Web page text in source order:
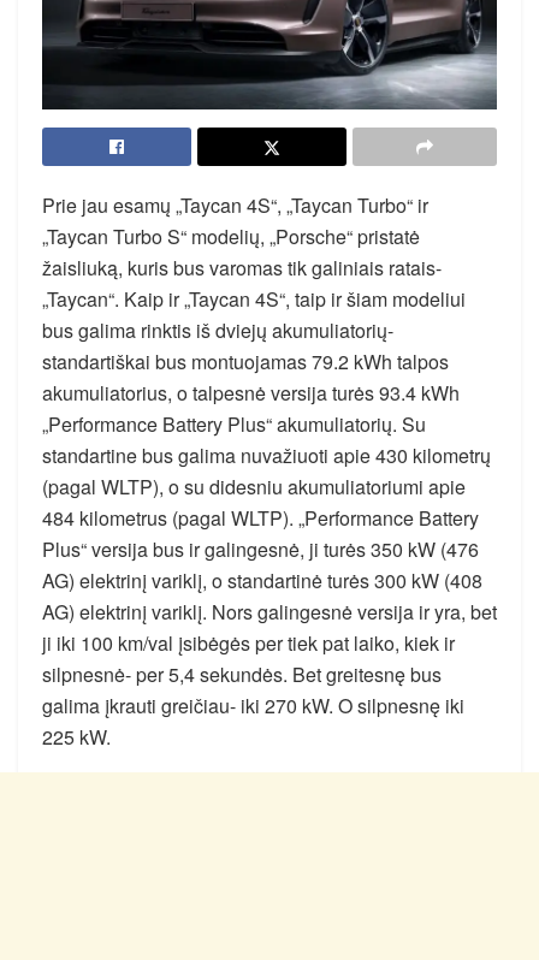
Prie jau esamų „Taycan 4S“, „Taycan Turbo“ ir
„Taycan Turbo S“ modelių, „Porsche“ pristatė
žaisliuką, kuris bus varomas tik galiniais ratais-
„Taycan“. Kaip ir „Taycan 4S“, taip ir šiam modeliui
bus galima rinktis iš dviejų akumuliatorių-
standartiškai bus montuojamas 79.2 kWh talpos
akumuliatorius, o talpesnė versija turės 93.4 kWh
„Performance Battery Plus“ akumuliatorių. Su
standartine bus galima nuvažiuoti apie 430 kilometrų
(pagal WLTP), o su didesniu akumuliatoriumi apie
484 kilometrus (pagal WLTP). „Performance Battery
Plus“ versija bus ir galingesnė, ji turės 350 kW (476
AG) elektrinį variklį, o standartinė turės 300 kW (408
AG) elektrinį variklį. Nors galingesnė versija ir yra, bet
ji iki 100 km/val įsibėgės per tiek pat laiko, kiek ir
silpnesnė- per 5,4 sekundės. Bet greitesnę bus
galima įkrauti greičiau- iki 270 kW. O silpnesnę iki
225 kW.